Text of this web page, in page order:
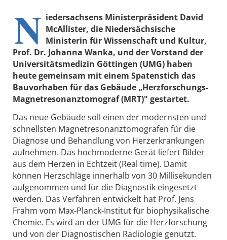
N iedersachsens Ministerpräsident David
McAllister, die Niedersächsische
Ministerin für Wissenschaft und Kultur,
Prof. Dr. Johanna Wanka, und der Vorstand der
Universitätsmedizin Göttingen (UMG) haben
heute gemeinsam mit einem Spatenstich das
Bauvorhaben für das Gebäude „Herzforschungs-
Magnetresonanztomograf (MRT)" gestartet.
Das neue Gebäude soll einen der modernsten und
schnellsten Magnetresonanztomografen für die
Diagnose und Behandlung von Herzerkrankungen
aufnehmen. Das hochmoderne Gerät liefert Bilder
aus dem Herzen in Echtzeit (Real time). Damit
können Herzschläge innerhalb von 30 Millisekunden
aufgenommen und für die Diagnostik eingesetzt
werden. Das Verfahren entwickelt hat Prof. Jens
Frahm vom Max-Planck-Institut für biophysikalische
Chemie. Es wird an der UMG für die Herzforschung
und von der Diagnostischen Radiologie genutzt.